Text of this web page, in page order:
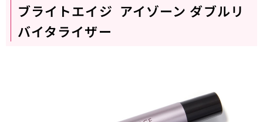
ブライトエイジ アイゾーン ダブルリ
バイタライザー